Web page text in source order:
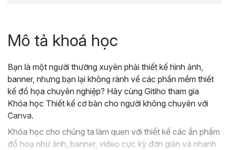
Mô tả khoá học
Bạn là một người thường xuyên phải thiết kế hình ảnh,
banner, nhưng bạn lại không rành về các phần mềm thiết
kế đồ họa chuyên nghiệp? Hãy cùng Gitiho tham gia
Khóa học Thiết kế cơ bản cho người không chuyên với
Canva.
Khóa học cho chúng ta làm quen với thiết kế các ấn phẩm
đồ hoạ như ảnh, banner, video cực kỳ đơn giản và nhanh